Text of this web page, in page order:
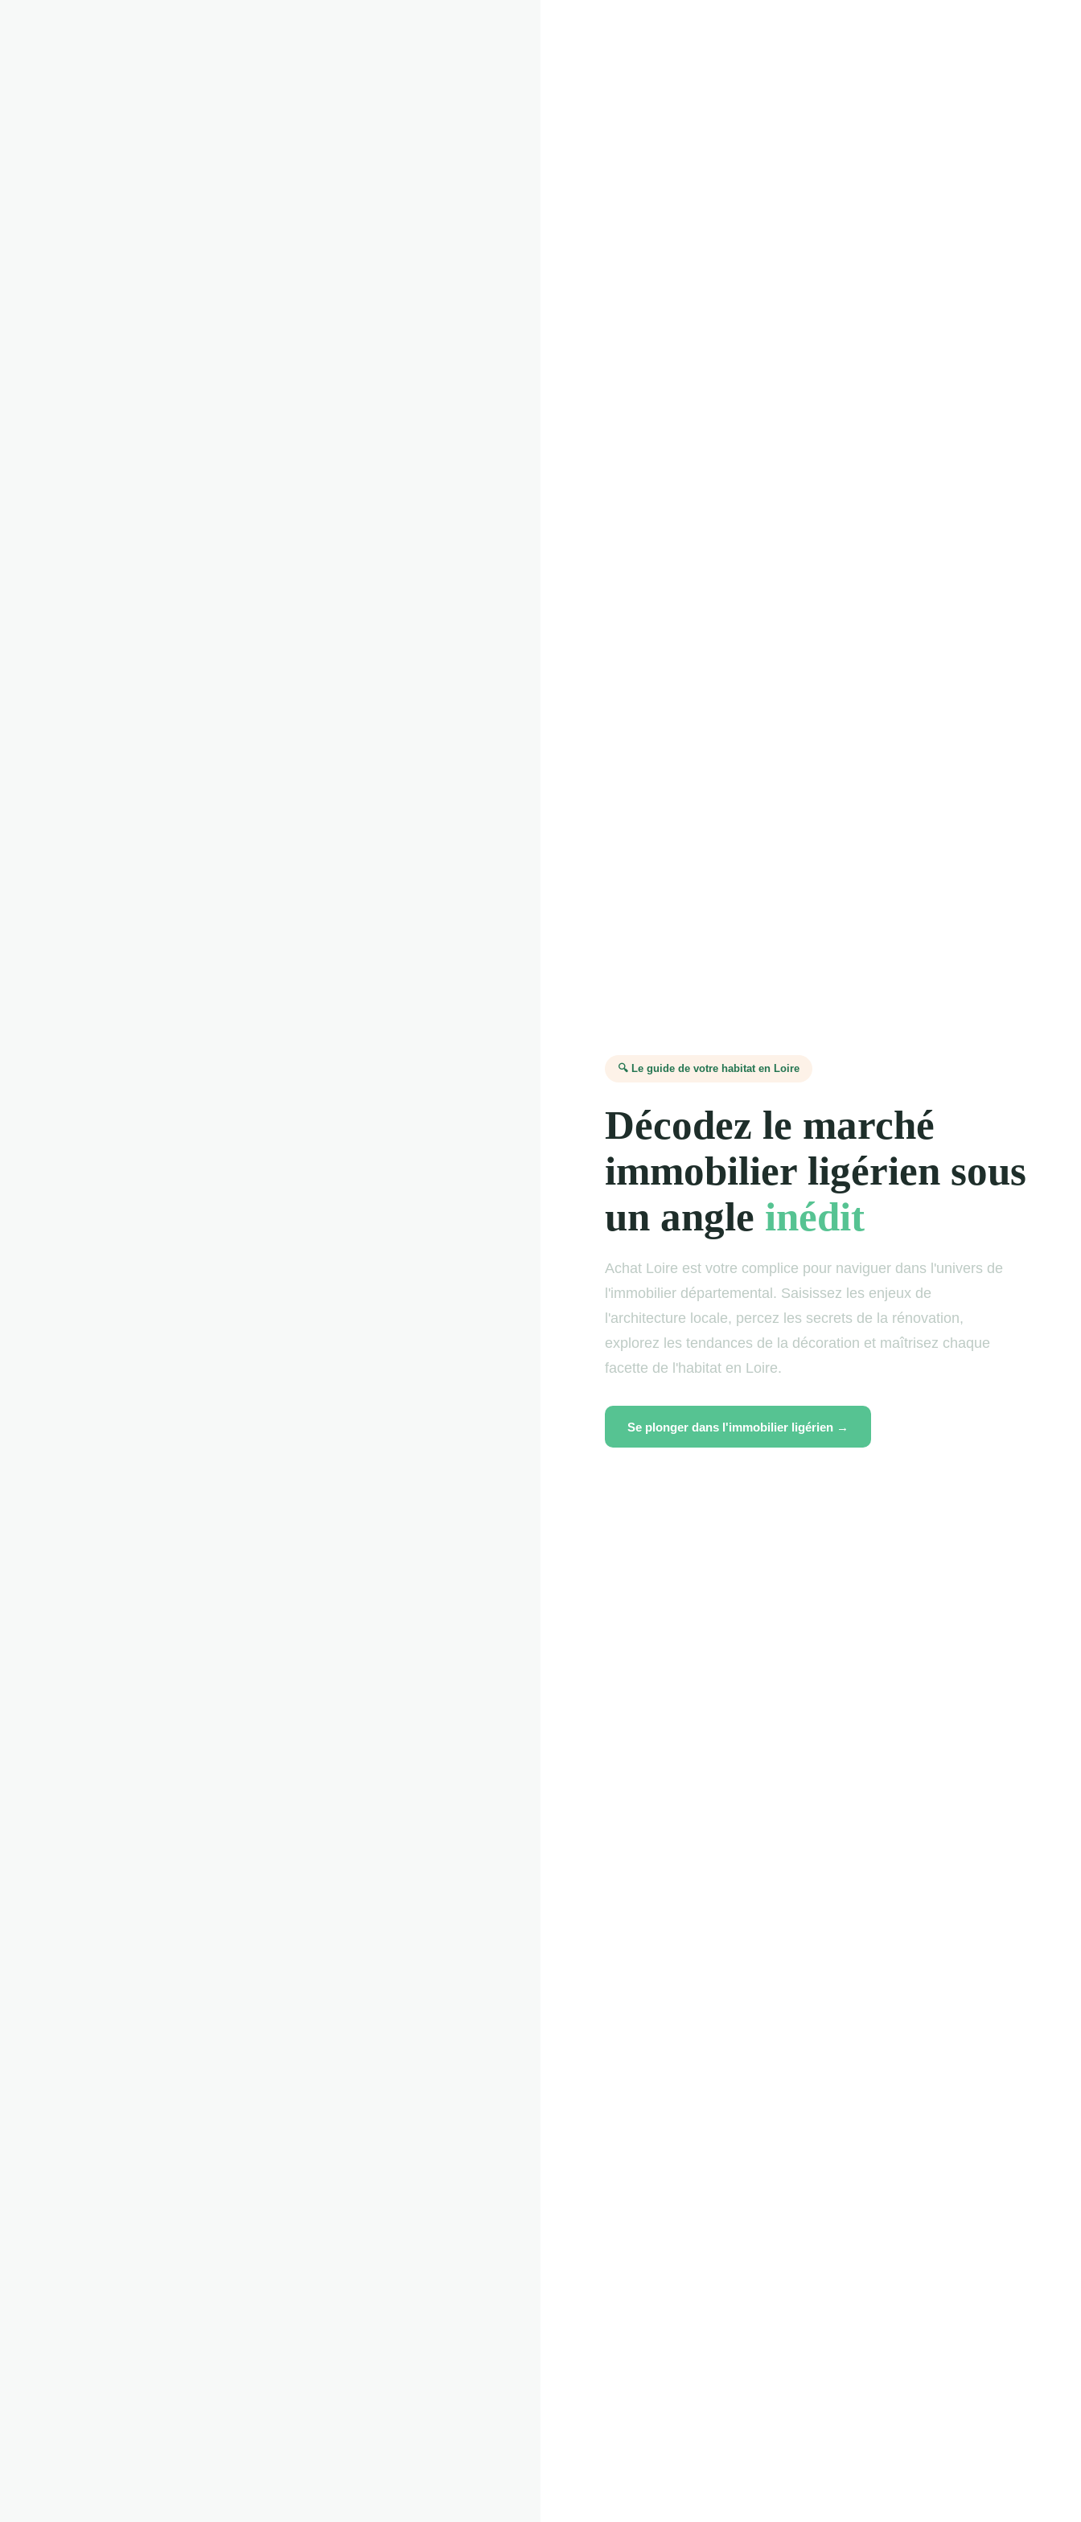
🔍 Le guide de votre habitat en Loire
Décodez le marché
immobilier ligérien sous
un angle inédit
Achat Loire est votre complice pour naviguer dans l'univers de
l'immobilier départemental. Saisissez les enjeux de
l'architecture locale, percez les secrets de la rénovation,
explorez les tendances de la décoration et maîtrisez chaque
facette de l'habitat en Loire.
Se plonger dans l'immobilier ligérien →